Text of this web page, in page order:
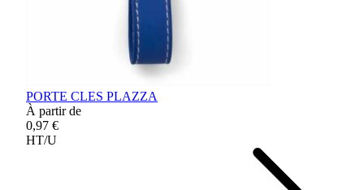
PORTE CLES PLAZZA
À partir de
0,97 €
HT/U